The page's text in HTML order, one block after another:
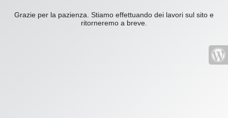
Grazie per la pazienza. Stiamo effettuando dei lavori sul sito e
ritorneremo a breve.